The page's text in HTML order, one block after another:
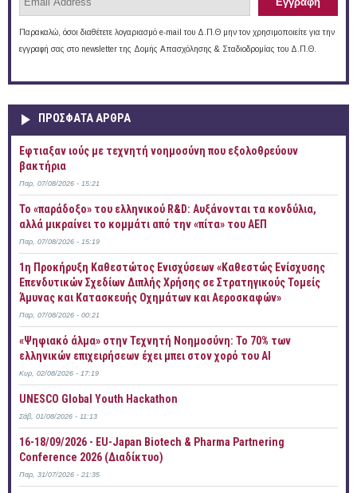
Παρακαλώ, όσοι διαθέτετε λογαριασμό e-mail του Δ.Π.Θ μην τον χρησιμοποιείτε για την
εγγραφή σας στο newsletter της Δομής Απασχόλησης & Σταδιοδρομίας του Δ.Π.Θ.
ΠΡOΣΦΑΤΑ AΡΘΡΑ
Έφτιαξαν ιούς με τεχνητή νοημοσύνη που εξολοθρεύουν
βακτήρια
Παρ, 07/08/2026 - 15:21
Το «παράδοξο» του ελληνικού R&D: Αυξάνονται τα κονδύλια,
αλλά μικραίνει το κομμάτι από την «πίτα» του ΑΕΠ
Παρ, 07/08/2026 - 15:19
1η Προκήρυξη Καθεστώτος Ενισχύσεων «Καθεστώς Ενίσχυσης
Επενδυτικών Σχεδίων Διπλής Χρήσης σε Στρατηγικούς Τομείς
Άμυνας και Κατασκευής Οχημάτων και Αεροσκαφών»
Παρ, 07/08/2026 - 00:21
«Ψηφιακό άλμα» στην Τεχνητή Νοημοσύνη: Το 70% των
ελληνικών επιχειρήσεων έχει μπει στον χορό του AI
Κυρ, 02/08/2026 - 17:19
UNESCO Global Youth Hackathon
Σάβ, 01/08/2026 - 11:13
16-18/09/2026 - EU-Japan Biotech & Pharma Partnering
Conference 2026 (Διαδίκτυο)
Παρ, 31/07/2026 - 21:35